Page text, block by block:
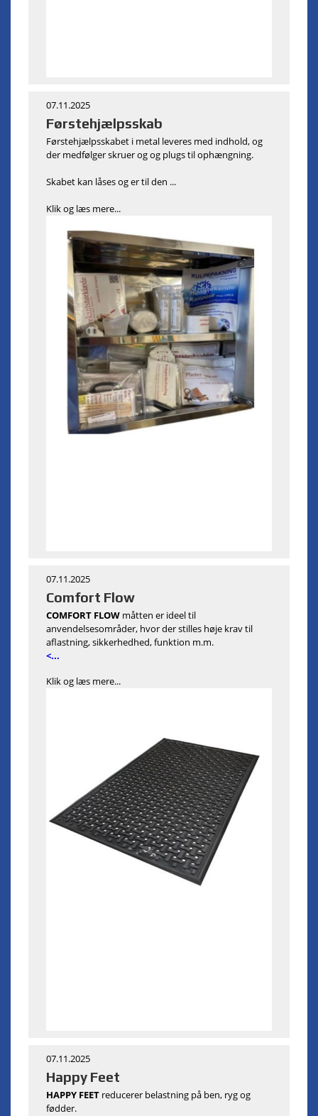
07.11.2025
Førstehjælpsskab
Førstehjælpsskabet i metal leveres med indhold, og
der medfølger skruer og og plugs til ophængning.
Skabet kan låses og er til den ...
Klik og læs mere...
07.11.2025
Comfort Flow
COMFORT FLOW måtten er ideel til
anvendelsesområder, hvor der stilles høje krav til
aflastning, sikkerhedhed, funktion m.m.
<...
Klik og læs mere...
07.11.2025
Happy Feet
HAPPY FEET reducerer belastning på ben, ryg og
fødder.